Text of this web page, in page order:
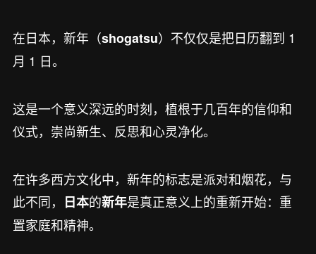
在日本，新年（shogatsu）不仅仅是把日历翻到 1
月 1 日。
这是一个意义深远的时刻，植根于几百年的信仰和
仪式，崇尚新生、反思和心灵净化。
在许多西方文化中，新年的标志是派对和烟花，与
此不同， 日本的新年是真正意义上的重新开始：重
置家庭和精神。